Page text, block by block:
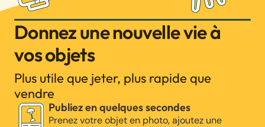
Donnez une nouvelle vie à
vos objets
Plus utile que jeter, plus rapide que
vendre
Publiez en quelques secondes
Prenez votre objet en photo, ajoutez une